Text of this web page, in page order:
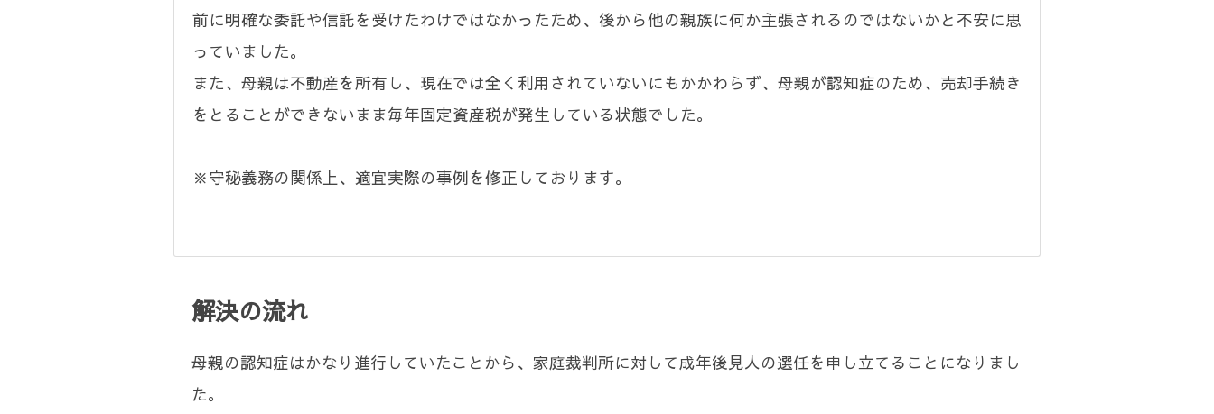
前に明確な委託や信託を受けたわけではなかったため、後から他の親族に何か主張されるのではないかと不安に思
っていました。
また、母親は不動産を所有し、現在では全く利用されていないにもかかわらず、母親が認知症のため、売却手続き
をとることができないまま毎年固定資産税が発生している状態でした。
※守秘義務の関係上、適宜実際の事例を修正しております。
解決の流れ
母親の認知症はかなり進行していたことから、家庭裁判所に対して成年後見人の選任を申し立てることになりまし
た。